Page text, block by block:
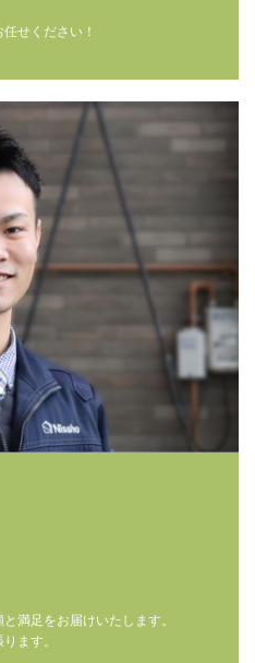
せください！
満足をお届けいたします。
ます。